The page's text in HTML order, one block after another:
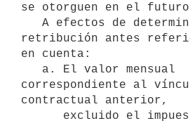
se otorguen en el
retribución antes
en cuenta:
correspondiente al
contractual anterior,